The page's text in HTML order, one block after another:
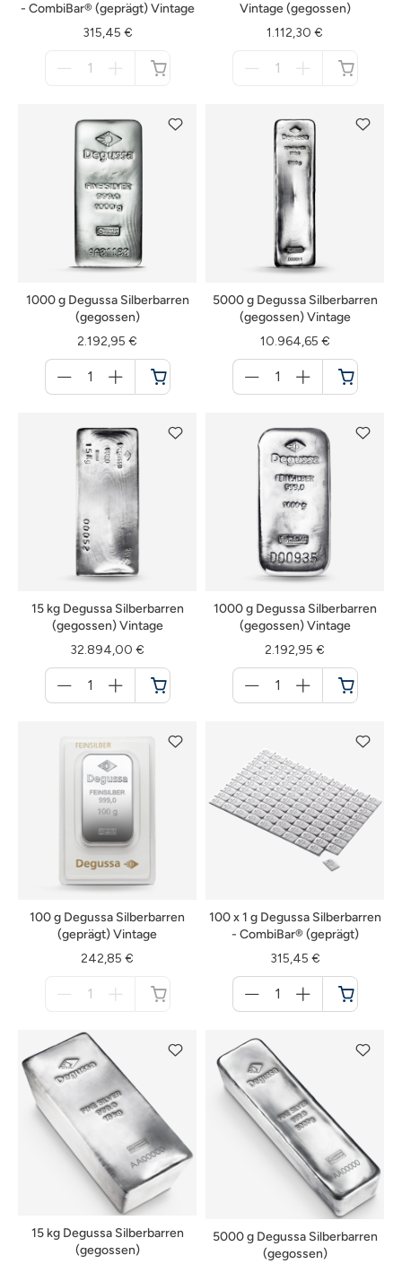
- CombiBar® (geprägt) Vintage
315,45 €
Vintage (gegossen)
1.112,30 €
1000 g Degussa Silberbarren
(gegossen)
2.192,95 €
für
Warenkorb
5000 g Degussa Silberbarren
(gegossen) Vintage
10.964,65 €
für
Warenkorb
15 kg Degussa Silberbarren
(gegossen) Vintage
32.894,00 €
für
Warenkorb
1000 g Degussa Silberbarren
(gegossen) Vintage
2.192,95 €
für
Warenkorb
100 g Degussa Silberbarren
(geprägt) Vintage
242,85 €
verfügbar
100 x 1 g Degussa Silberbarren
- CombiBar® (geprägt)
315,45 €
für
Warenkorb
15 kg Degussa Silberbarren
(gegossen)
5000 g Degussa Silberbarren
(gegossen)